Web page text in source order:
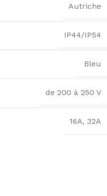
Autriche
IP44/IP54
Bleu
de 200 à 250 V
16A, 32A